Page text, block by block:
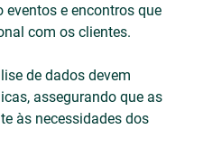
e encontros que
com os clientes.
de dados devem
assegurando que as
às necessidades dos